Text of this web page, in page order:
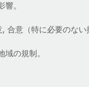
。
意（特に必要のない
の規制。